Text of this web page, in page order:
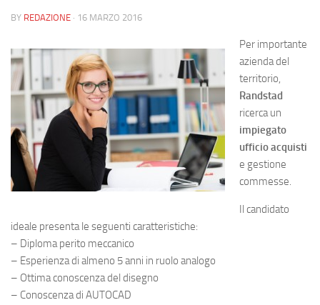
BY REDAZIONE · 16 MARZO 2016
Per importante
azienda del
territorio,
Randstad
ricerca un
impiegato
ufficio acquisti
e gestione
commesse.
Il candidato
ideale presenta le seguenti caratteristiche:
– Diploma perito meccanico
– Esperienza di almeno 5 anni in ruolo analogo
– Ottima conoscenza del disegno
– Conoscenza di AUTOCAD